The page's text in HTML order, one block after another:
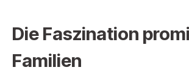
Die Faszination
Familien